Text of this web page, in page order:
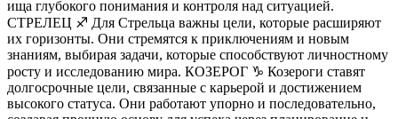
ища глубокого понимания и контроля над ситуацией.
СТРЕЛЕЦ ♐️ Для Стрельца важны цели, которые расширяют
их горизонты. Они стремятся к приключениям и новым
знаниям, выбирая задачи, которые способствуют личностному
росту и исследованию мира. КОЗЕРОГ ♑️ Козероги ставят
долгосрочные цели, связанные с карьерой и достижением
высокого статуса. Они работают упорно и последовательно,